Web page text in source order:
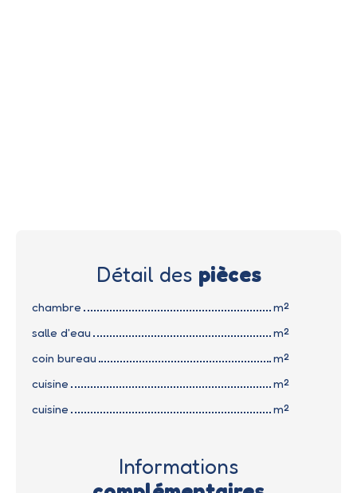
Détail des pièces
chambre
m²
salle d'eau
m²
coin bureau
m²
cuisine
m²
cuisine
m²
Informations